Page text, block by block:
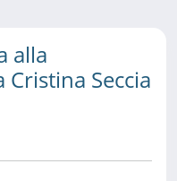
alla
Seccia